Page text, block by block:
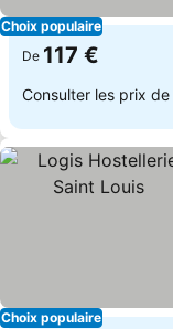
Choix populaire
De 117 €
Consulter les prix de
Choix populaire